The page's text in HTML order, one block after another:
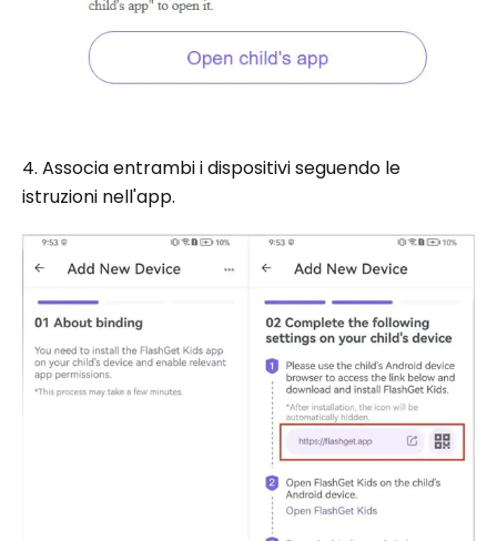
4. Associa entrambi i dispositivi seguendo le
istruzioni nell'app.